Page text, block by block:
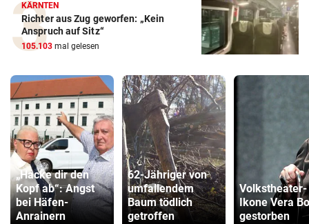
KÄRNTEN
Richter aus Zug geworfen: „Kein
Anspruch auf Sitz“
105.103 mal gelesen
„Hacke dir den
Kopf ab“: Angst
bei Häfen-
Anrainern
62-Jähriger von
umfallendem
Baum tödlich
getroffen
Volkstheater-
Ikone Vera
gestorben